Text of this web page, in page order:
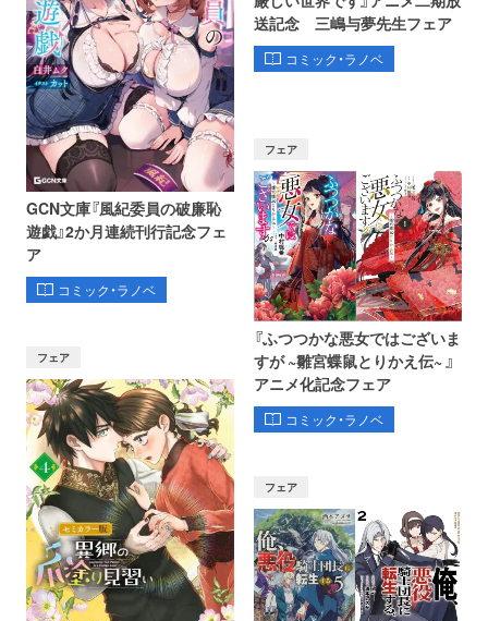
GCN文庫『風紀委員の破廉恥
遊戯』2か月連続刊行記念フェ
ア
コミック・ラノベ
送記念 三嶋与夢先生フェア
コミック・ラノベ
フェア
フェア
『ふつつかな悪女ではございま
すが ~雛宮蝶鼠とりかえ伝~ 』
アニメ化記念フェア
コミック・ラノベ
フェア